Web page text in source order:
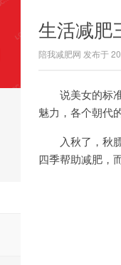
生活减肥
陪我减肥网 发布于
说美女的标准
魅力，各个朝代
入秋了，秋膘
四季帮助减肥，